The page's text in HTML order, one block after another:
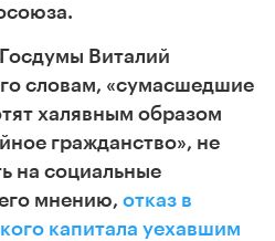
Виталий
словам, «сумасшедшие
халявным образом
гражданство», не
на социальные
мнению, отказ в
капитала уехавшим